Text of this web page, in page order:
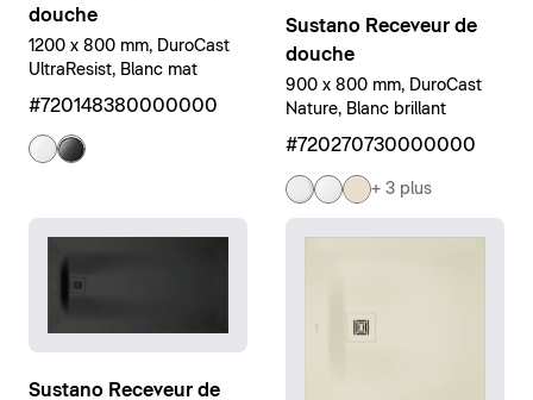
douche
1200 x 800 mm, DuroCast
UltraResist, Blanc mat
#720148380000000
Sustano Receveur de
douche
900 x 800 mm, DuroCast
Nature, Blanc brillant
#720270730000000
+ 3 plus
Sustano Receveur de